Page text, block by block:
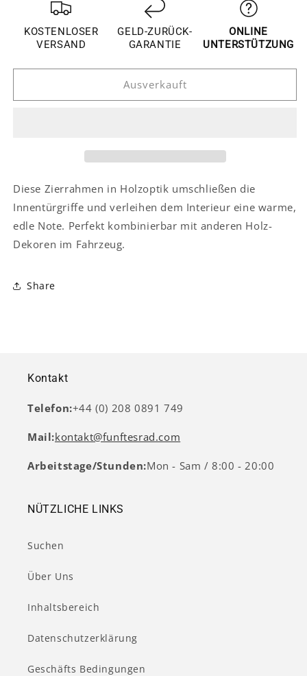
Toyota
Land
J200
Holz
Toyota
J200
Chrom
Holz
KOSTENLOSER
VERSAND
GELD-ZURÜCK-
GARANTIE
ONLINE
UNTERSTÜTZUNG
Ausverkauft
Diese Zierrahmen in Holzoptik umschließen die
Innentürgriffe und verleihen dem Interieur eine warme,
edle Note. Perfekt kombinierbar mit anderen Holz-
Dekoren im Fahrzeug.
Share
Kontakt
Telefon:+44 (0) 208 0891 749
Mail:kontakt@funftesrad.com
Arbeitstage/Stunden:Mon - Sam / 8:00 - 20:00
NÜTZLICHE LINKS
Suchen
Über Uns
Inhaltsbereich
Datenschutzerklärung
Geschäfts Bedingungen